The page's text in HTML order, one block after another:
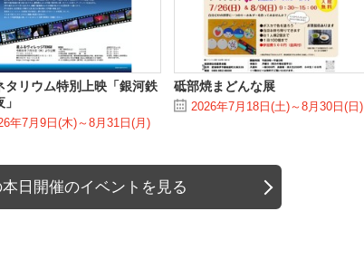
タリウム特別上映「銀河鉄
年7月9日(木)～8月31日(月)
砥部焼まどんな展
2026年7月18日(土)～8月30日(日)
日開催のイベントを見る